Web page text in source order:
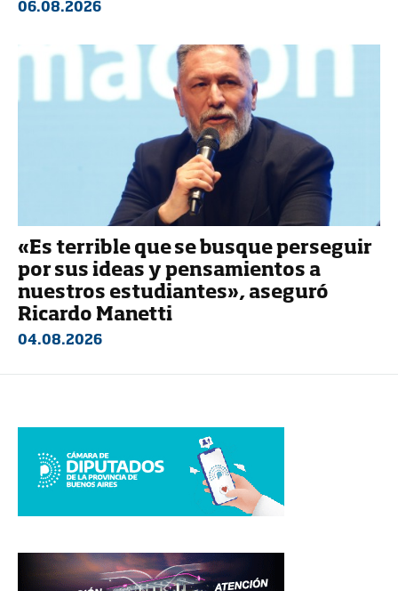
06.08.2026
«Es terrible que se busque perseguir
por sus ideas y pensamientos a
nuestros estudiantes», aseguró
Ricardo Manetti
04.08.2026